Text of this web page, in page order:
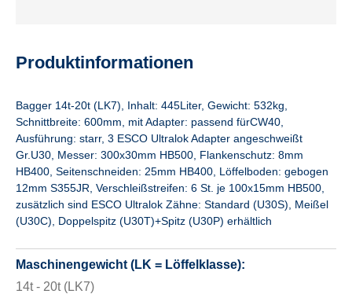
Produktinformationen
Bagger 14t-20t (LK7), Inhalt: 445Liter, Gewicht: 532kg,
Schnittbreite: 600mm, mit Adapter: passend fürCW40,
Ausführung: starr, 3 ESCO Ultralok Adapter angeschweißt
Gr.U30, Messer: 300x30mm HB500, Flankenschutz: 8mm
HB400, Seitenschneiden: 25mm HB400, Löffelboden: gebogen
12mm S355JR, Verschleißstreifen: 6 St. je 100x15mm HB500,
zusätzlich sind ESCO Ultralok Zähne: Standard (U30S), Meißel
(U30C), Doppelspitz (U30T)+Spitz (U30P) erhältlich
Maschinengewicht (LK = Löffelklasse):
14t - 20t (LK7)